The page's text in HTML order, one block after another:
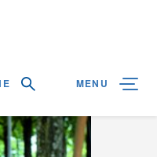
MENU